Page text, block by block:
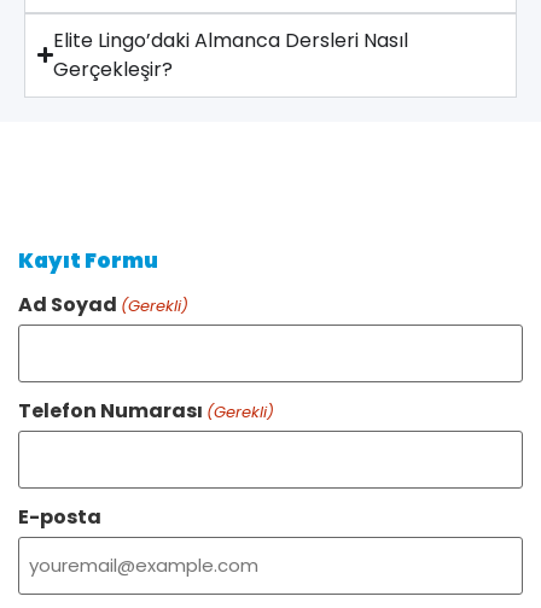
Elite Lingo’daki Almanca Dersleri Nasıl
Gerçekleşir?
Kayıt Formu
Ad Soyad (Gerekli)
Telefon Numarası (Gerekli)
E-posta